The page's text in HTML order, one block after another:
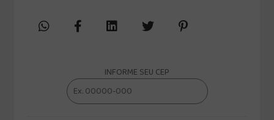
INFORME SEU CEP